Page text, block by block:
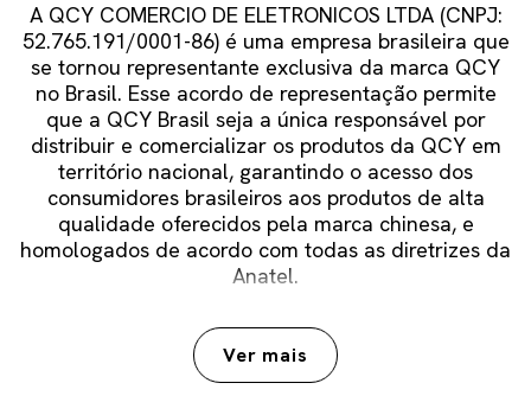
A QCY COMERCIO DE ELETRONICOS LTDA (CNPJ:
52.765.191/0001-86) é uma empresa brasileira que
se tornou representante exclusiva da marca QCY
no Brasil. Esse acordo de representação permite
que a QCY Brasil seja a única responsável por
distribuir e comercializar os produtos da QCY em
território nacional, garantindo o acesso dos
consumidores brasileiros aos produtos de alta
qualidade oferecidos pela marca chinesa, e
homologados de acordo com todas as diretrizes da
Anatel.